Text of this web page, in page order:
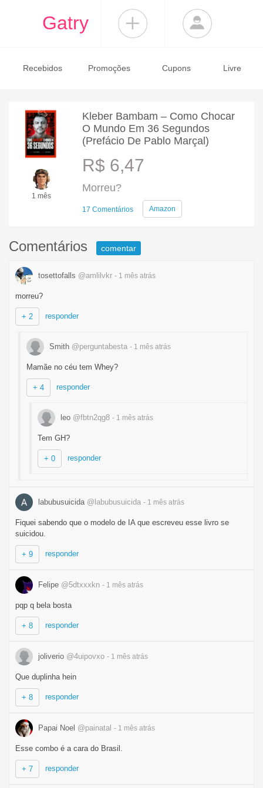
Gatry
Recebidos Promoções Cupons Livre
1 mês
Kleber Bambam – Como Chocar
O Mundo Em 36 Segundos
(Prefácio De Pablo Marçal)
R$ 6,47
Morreu?
17 Comentários Amazon
Comentários comentar
tosettofalls @amlilvkr - 1 mês atrás
morreu?
+ 2 responder
Smith @perguntabesta - 1 mês atrás
Mamãe no céu tem Whey?
+ 4 responder
leo @fbtn2qg8 - 1 mês atrás
Tem GH?
+ 0 responder
labubusuicida @labubusuicida - 1 mês atrás
Fiquei sabendo que o modelo de IA que escreveu esse livro se
suicidou.
+ 9 responder
Felipe @5dtxxxkn - 1 mês atrás
pqp q bela bosta
+ 8 responder
joliverio @4uipovxo - 1 mês atrás
Que duplinha hein
+ 8 responder
Papai Noel @painatal - 1 mês atrás
Esse combo é a cara do Brasil.
+ 7 responder